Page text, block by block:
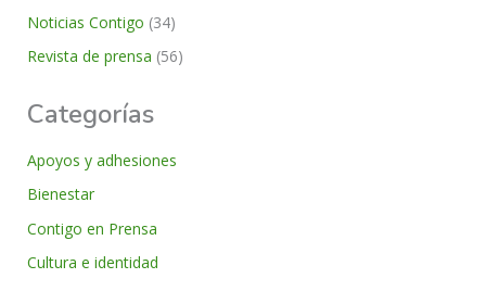
Noticias Contigo (34)
Revista de prensa (56)
Categorías
Apoyos y adhesiones
Bienestar
Contigo en Prensa
Cultura e identidad